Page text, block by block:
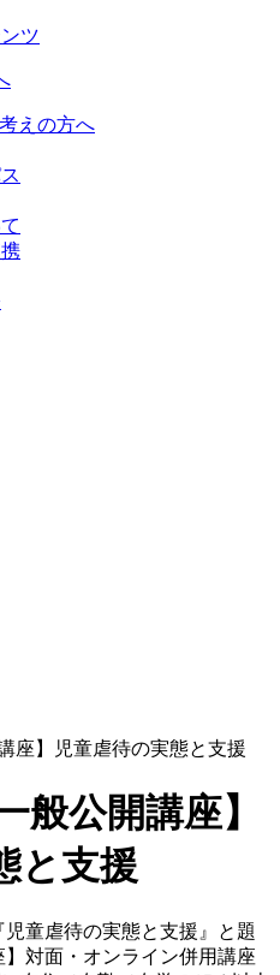
ツ
えの方へ
座】児童虐待の実態と支援
公開講座】
と支援
童虐待の実態と支援』と題
対面・オンライン併用講座